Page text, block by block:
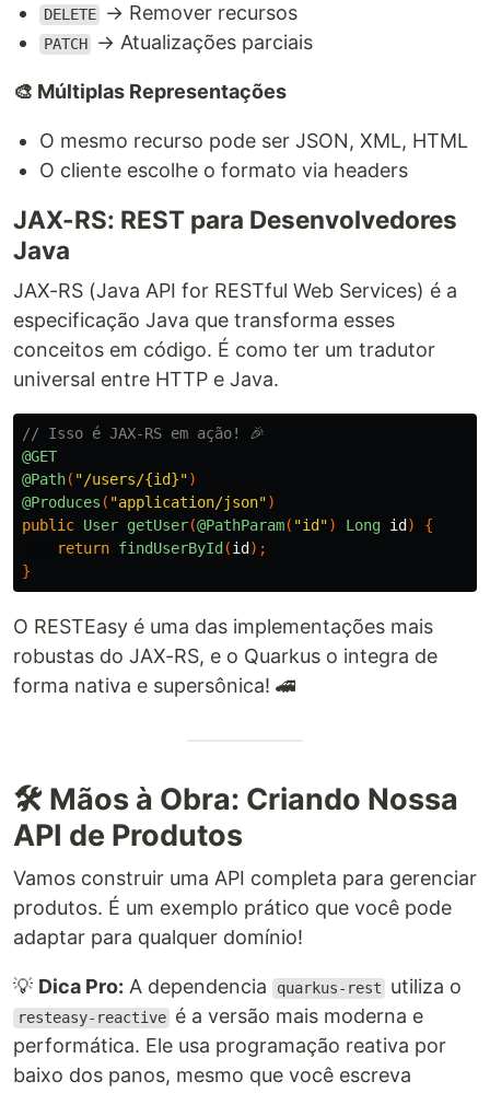
DELETE → Remover recursos
PATCH → Atualizações parciais
🎨 Múltiplas Representações
O mesmo recurso pode ser JSON, XML, HTML
O cliente escolhe o formato via headers
JAX-RS: REST para Desenvolvedores
Java
JAX-RS (Java API for RESTful Web Services) é a
especificação Java que transforma esses
conceitos em código. É como ter um tradutor
universal entre HTTP e Java.
// Isso é JAX-RS em ação! 🎉
@GET
@Path( "/users/{id}")
@Produces ( "application/json")
public User getUser(@PathParam( "id") Long id )
{
return findUserById (id );
}
O RESTEasy é uma das implementações mais
robustas do JAX-RS, e o Quarkus o integra de
forma nativa e supersônica! 🚄
🛠️ Mãos à Obra: Criando Nossa
API de Produtos
Vamos construir uma API completa para gerenciar
produtos. É um exemplo prático que você pode
adaptar para qualquer domínio!
💡 Dica Pro: A dependencia quarkus-rest utiliza o
resteasy-reactive é a versão mais moderna e
performática. Ele usa programação reativa por
baixo dos panos, mesmo que você escreva